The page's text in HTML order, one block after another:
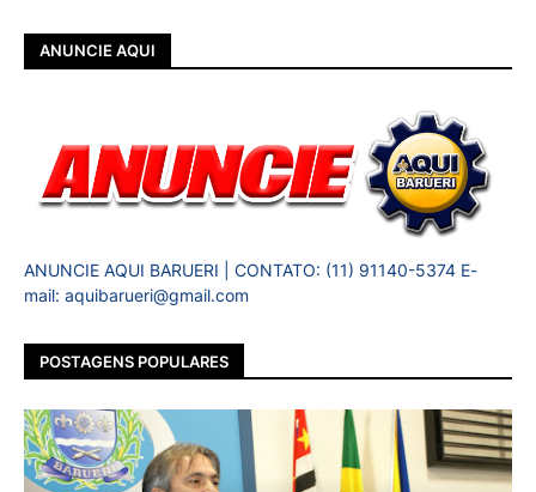
ANUNCIE AQUI
ANUNCIE AQUI BARUERI | CONTATO: (11) 91140-5374 E-
mail: aquibarueri@gmail.com
POSTAGENS POPULARES